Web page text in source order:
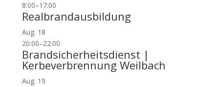
8:00–17:00
Realbrandausbildung
Aug. 18
20:00–22:00
Brandsicherheitsdienst |
Kerbeverbrennung Weilbach
Aug. 19